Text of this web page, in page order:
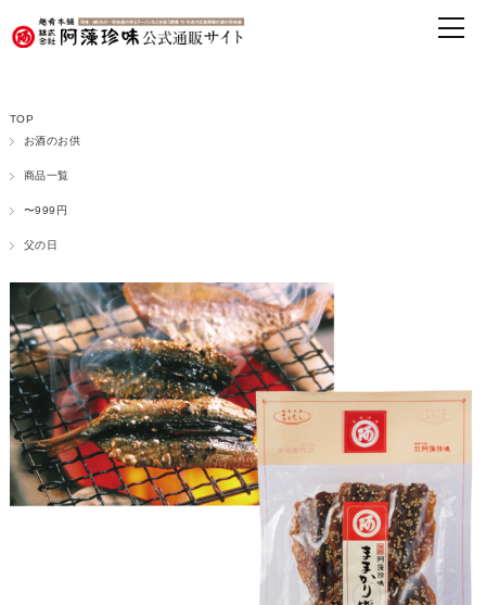
TOP
お酒のお供
商品一覧
〜999円
父の日